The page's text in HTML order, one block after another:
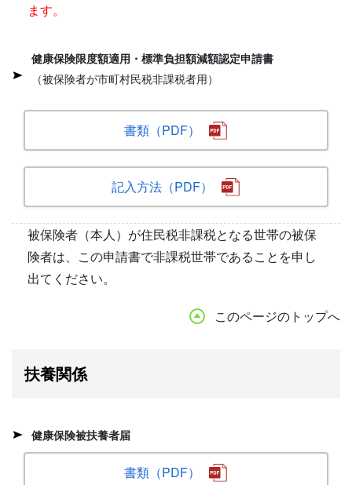
ます。
健康保険限度額適用・標準負担額減額認定申請書
（被保険者が市町村民税非課税者用）
書類（PDF）
記入方法（PDF）
被保険者（本人）が住民税非課税となる世帯の被保
険者は、この申請書で非課税世帯であることを申し
出てください。
このページのトップへ
扶養関係
健康保険被扶養者届
書類（PDF）